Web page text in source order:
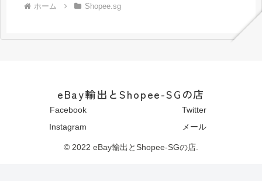
ホーム Shopee.sg
eBay輸出とShopee-SGの店
Facebook
Twitter
Instagram
メール
© 2022 eBay輸出とShopee-SGの店.